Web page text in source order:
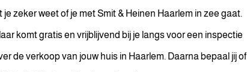
je zeker weet of je met Smit & Heinen Haarlem in zee gaat.
komt gratis en vrijblijvend bij je langs voor een inspectie
de verkoop van jouw huis in Haarlem. Daarna bepaal jij of